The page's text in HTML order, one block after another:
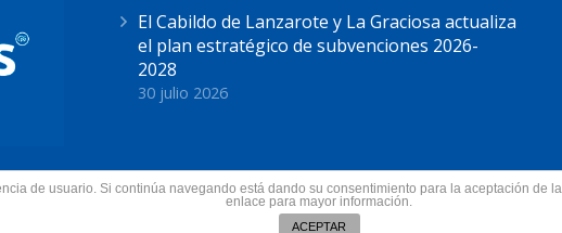
El Cabildo de Lanzarote y La Graciosa actualiza
el plan estratégico de subvenciones 2026-
2028
30 julio 2026
de Lanzarote.
Todos los derechos
de usuario. Si continúa navegando está dando su consentimiento para la aceptación de
enlace para mayor información.
ACEPTAR